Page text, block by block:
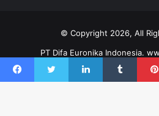
© Copyright 2026, All
PT Difa Euronika Indonesia.
Redaksi
Kode Etik
FacebookTwitter LinkedIn Tumblr